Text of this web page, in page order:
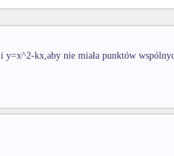
y=x^2-kx,aby nie miała punktów